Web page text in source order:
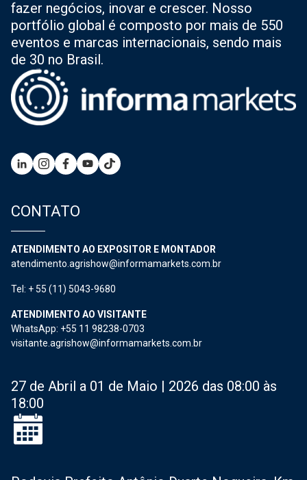
fazer negócios, inovar e crescer. Nosso
portfólio global é composto por mais de 550
eventos e marcas internacionais, sendo mais
de 30 no Brasil.
CONTATO
ATENDIMENTO AO EXPOSITOR E MONTADOR
atendimento.agrishow@informamarkets.com.br
Tel: + 55 (11) 5043-9680
ATENDIMENTO AO VISITANTE
WhatsApp: +55 11 98238-0703
visitante.agrishow@informamarkets.com.br
27 de Abril a 01 de Maio | 2026 das 08:00 às
18:00